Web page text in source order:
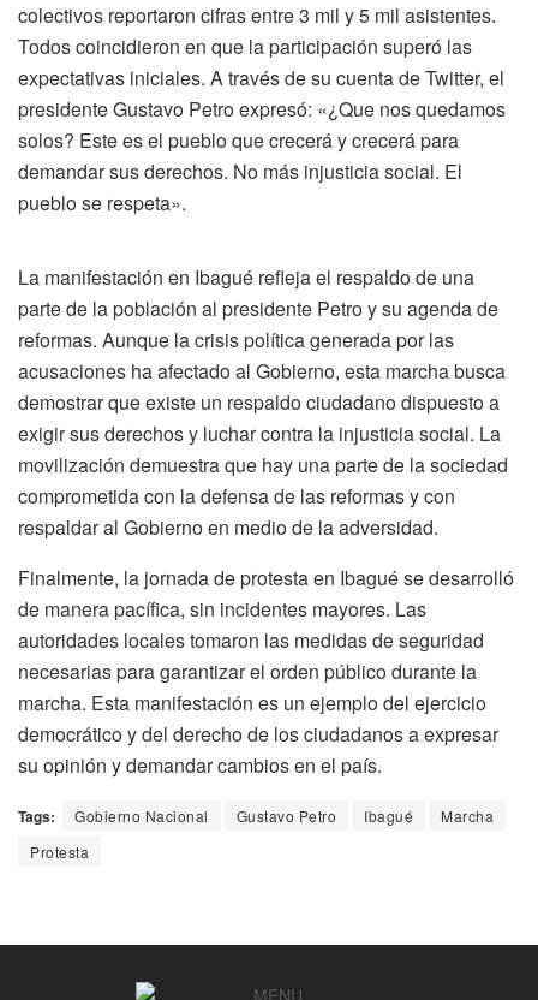
colectivos reportaron cifras entre 3 mil y 5 mil asistentes.
Todos coincidieron en que la participación superó las
expectativas iniciales. A través de su cuenta de Twitter, el
presidente Gustavo Petro expresó: «¿Que nos quedamos
solos? Este es el pueblo que crecerá y crecerá para
demandar sus derechos. No más injusticia social. El
pueblo se respeta».
La manifestación en Ibagué refleja el respaldo de una
parte de la población al presidente Petro y su agenda de
reformas. Aunque la crisis política generada por las
acusaciones ha afectado al Gobierno, esta marcha busca
demostrar que existe un respaldo ciudadano dispuesto a
exigir sus derechos y luchar contra la injusticia social. La
movilización demuestra que hay una parte de la sociedad
comprometida con la defensa de las reformas y con
respaldar al Gobierno en medio de la adversidad.
Finalmente, la jornada de protesta en Ibagué se desarrolló
de manera pacífica, sin incidentes mayores. Las
autoridades locales tomaron las medidas de seguridad
necesarias para garantizar el orden público durante la
marcha. Esta manifestación es un ejemplo del ejercicio
democrático y del derecho de los ciudadanos a expresar
su opinión y demandar cambios en el país.
Tags: Gobierno Nacional Gustavo Petro Ibagué
Marcha
Protesta